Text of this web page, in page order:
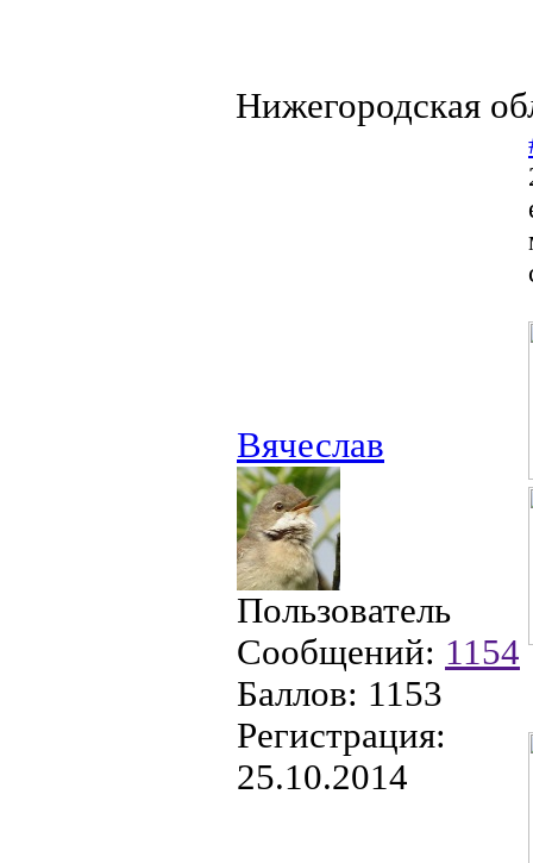
Нижегородская
Вячеслав
Пользователь
Сообщений: 1154
Баллов: 1153
Регистрация:
25.10.2014